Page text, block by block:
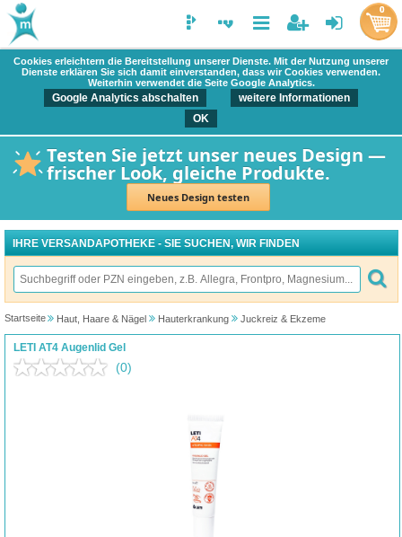
Cookies erleichtern die Bereitstellung unserer Dienste. Mit der Nutzung unserer
Dienste erklären Sie sich damit einverstanden, dass wir Cookies verwenden.
Weiterhin verwendet die Seite Google Analytics.
Google Analytics abschalten
weitere Informationen
OK
Testen Sie jetzt unser neues Design —
frischer Look, gleiche Produkte.
Neues Design testen
0
IHRE VERSANDAPOTHEKE - SIE SUCHEN, WIR FINDEN
Startseite Haut, Haare & Nägel Hauterkrankung Juckreiz & Ekzeme
LETI AT4 Augenlid Gel
(0)